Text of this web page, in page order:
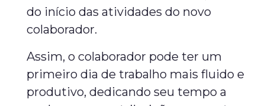
do início das atividades do novo
colaborador.
Assim, o colaborador pode ter um
primeiro dia de trabalho mais fluido e
produtivo, dedicando seu tempo a